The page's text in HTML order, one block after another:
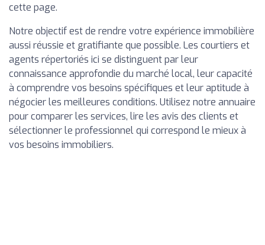
cette page.
Notre objectif est de rendre votre expérience immobilière
aussi réussie et gratifiante que possible. Les courtiers et
agents répertoriés ici se distinguent par leur
connaissance approfondie du marché local, leur capacité
à comprendre vos besoins spécifiques et leur aptitude à
négocier les meilleures conditions. Utilisez notre annuaire
pour comparer les services, lire les avis des clients et
sélectionner le professionnel qui correspond le mieux à
vos besoins immobiliers.